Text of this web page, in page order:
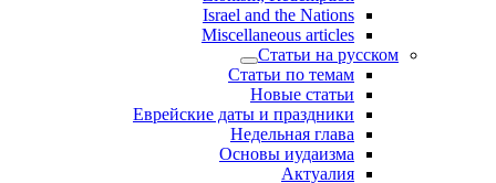
Israel and the Nations
Miscellaneous articles
Статьи на русском
Статьи по темам
Новые статьи
Еврейские даты и праздники
Недельная глава
Основы иудаизма
Актуалия